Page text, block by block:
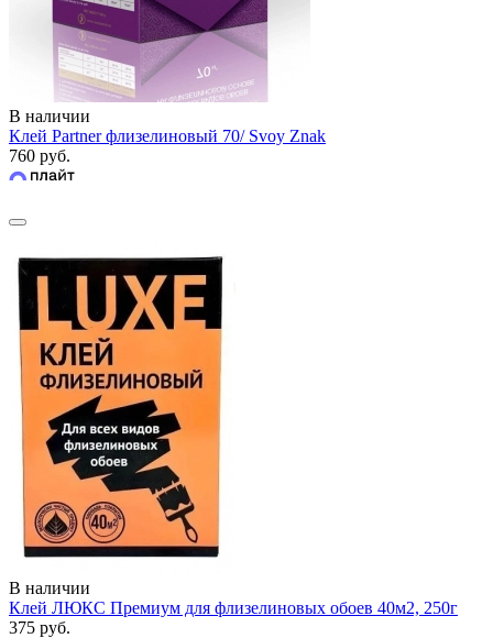
В наличии
Клей Partner флизелиновый 70/ Svoy Znak
760 руб.
В наличии
Клей ЛЮКС Премиум для флизелиновых обоев 40м2, 250г
375 руб.